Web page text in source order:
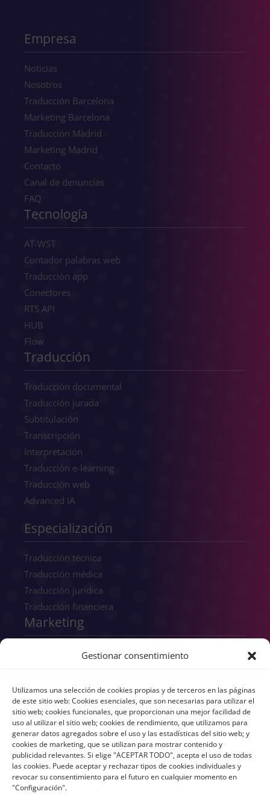
Gestionar consentimiento
Utilizamos una selección de cookies propias y de terceros en las páginas
de este sitio web: Cookies esenciales, que son necesarias para utilizar el
sitio web; cookies funcionales, que proporcionan una mejor facilidad de
uso al utilizar el sitio web; cookies de rendimiento, que utilizamos para
generar datos agregados sobre el uso y las estadísticas del sitio web; y
cookies de marketing, que se utilizan para mostrar contenido y
publicidad relevantes. Si elige "ACEPTAR TODO", acepta el uso de todas
las cookies. Puede aceptar y rechazar tipos de cookies individuales y
revocar su consentimiento para el futuro en cualquier momento en
"Configuración".
Empresa
Noticias
Nosotros
Traducción Barcelona
Marketing Barcelona
Traducción Madrid
Marketing Madrid
Contacto
Canal de denuncias
FAQ
Tecnología
AT-WST
Contador palabras web
Traducción app
Conectores
RTS API
HUB
Flow
Traducción
Traducción documental
Traducción jurada
Subtitulación
Transcripción
Interpretación
Traducción e-learning
Traducción web
Advanced IA
Especialización
Traducción técnica
Traducción médica
Traducción jurídica
Traducción financiera
Marketing
Consultoría digital
Copywriting
Transcreación
UX/UI
Branding